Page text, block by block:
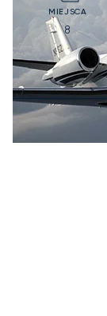
MIEJSCA
8